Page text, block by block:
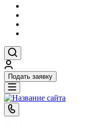
Подать заявку